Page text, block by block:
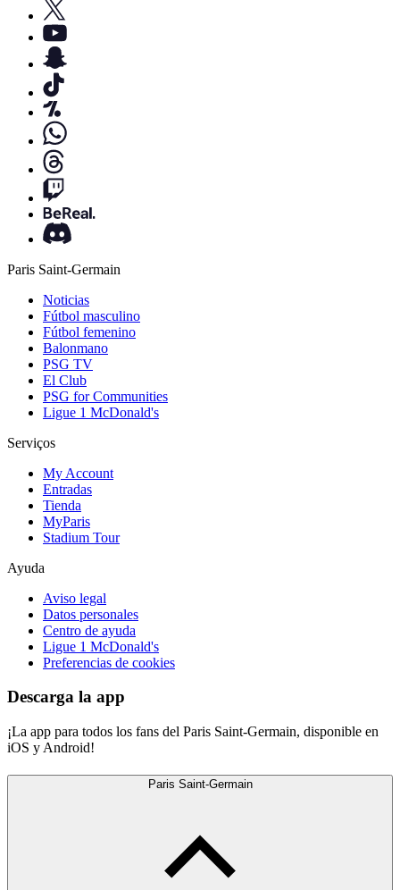
Paris Saint-Germain
Noticias
Fútbol masculino
Fútbol femenino
Balonmano
PSG TV
El Club
PSG for Communities
Ligue 1 McDonald's
Serviços
My Account
Entradas
Tienda
MyParis
Stadium Tour
Ayuda
Aviso legal
Datos personales
Centro de ayuda
Ligue 1 McDonald's
Preferencias de cookies
Descarga la app
¡La app para todos los fans del Paris Saint-Germain, disponible en
iOS y Android!
Paris Saint-Germain